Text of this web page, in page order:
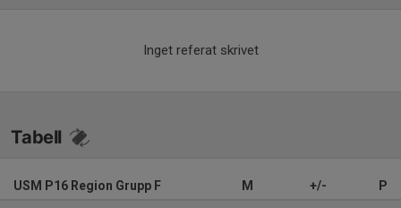
Inget referat skrivet
Tabell
USM P16 Region Grupp F M +/- P